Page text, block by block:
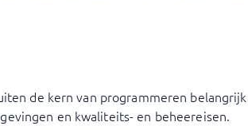
de kern van programmeren
en kwaliteits- en beheereisen.